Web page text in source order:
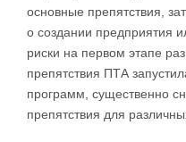
основные препятствия,
о создании предприятия
риски на первом этапе
препятствия ПТА
программ, существенно
препятствия для